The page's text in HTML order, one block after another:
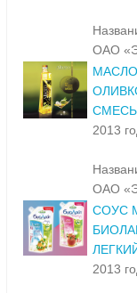
ОАО
СМЕСЬ
2013
ОАО
СОУС
2013